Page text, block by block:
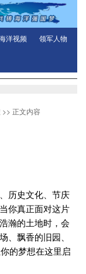
洋视频 领军人物
>> 正文内容
历史文化、节庆
你真正面对这片
瀚的土地时，会
、飘香的旧园、
的梦想在这里启